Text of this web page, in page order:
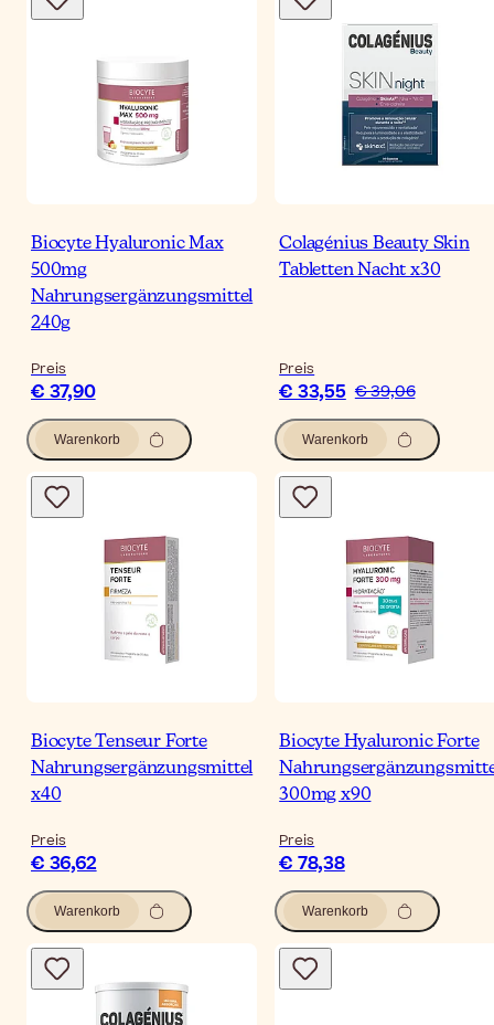
Biocyte Hyaluronic Max
500mg
Nahrungsergänzungsmittel
240g
Preis
€ 37,90
Warenkorb
Colagénius Beauty Skin
Tabletten Nacht x30
Preis
€ 33,55 € 39,06
Warenkorb
Biocyte Tenseur Forte
Nahrungsergänzungsmittel
x40
Preis
€ 36,62
Warenkorb
Biocyte Hyaluronic Forte
300mg x90
Preis
€ 78,38
Warenkorb